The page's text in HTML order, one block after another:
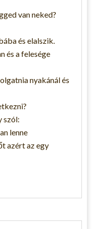
van neked?
és elalszik.
és a felesége
nyakánál és
szól:
lenne
azért az egy